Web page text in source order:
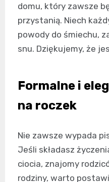
domu, który zawsze
przystanią. Niech
powody do śmiechu,
snu. Dziękujemy, że
Formalne i
na roczek
Nie zawsze wypada
Jeśli składasz
ciocia, znajomy
rodziny, warto